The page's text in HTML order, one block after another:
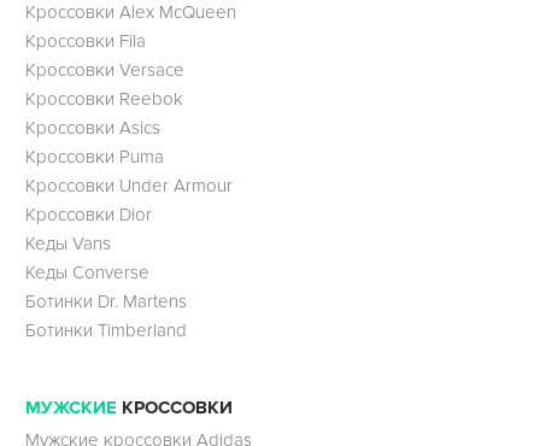
Кроссовки Alex McQueen
Кроссовки Fila
Кроссовки Versace
Кроссовки Reebok
Кроссовки Asics
Кроссовки Puma
Кроссовки Under Armour
Кроссовки Dior
Кеды Vans
Кеды Converse
Ботинки Dr. Martens
Ботинки Timberland
МУЖСКИЕ КРОССОВКИ
Мужские кроссовки Adidas